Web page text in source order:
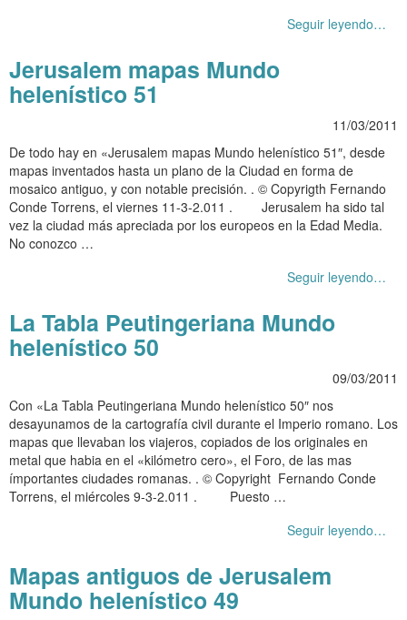
Seguir leyendo…
Jerusalem mapas Mundo
helenístico 51
11/03/2011
De todo hay en «Jerusalem mapas Mundo helenístico 51″, desde
mapas inventados hasta un plano de la Ciudad en forma de
mosaico antiguo, y con notable precisión. . © Copyrigth Fernando
Conde Torrens, el viernes 11-3-2.011 . Jerusalem ha sido tal
vez la ciudad más apreciada por los europeos en la Edad Media.
No conozco …
Seguir leyendo…
La Tabla Peutingeriana Mundo
helenístico 50
09/03/2011
Con «La Tabla Peutingeriana Mundo helenístico 50″ nos
desayunamos de la cartografía civil durante el Imperio romano. Los
mapas que llevaban los viajeros, copiados de los originales en
metal que habia en el «kilómetro cero», el Foro, de las mas
ímportantes ciudades romanas. . © Copyright Fernando Conde
Torrens, el miércoles 9-3-2.011 . Puesto …
Seguir leyendo…
Mapas antiguos de Jerusalem
Mundo helenístico 49